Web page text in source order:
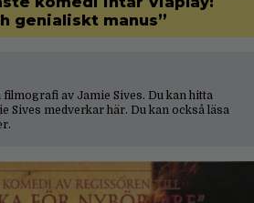
genialiskt manus”
av Jamie Sives. Du kan hitta
Sives medverkar här. Du kan också läsa
.